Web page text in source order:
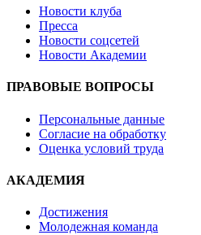
Новости клуба
Пресса
Новости соцсетей
Новости Академии
ПРАВОВЫЕ ВОПРОСЫ
Персональные данные
Согласие на обработку
Оценка условий труда
АКАДЕМИЯ
Достижения
Молодежная команда